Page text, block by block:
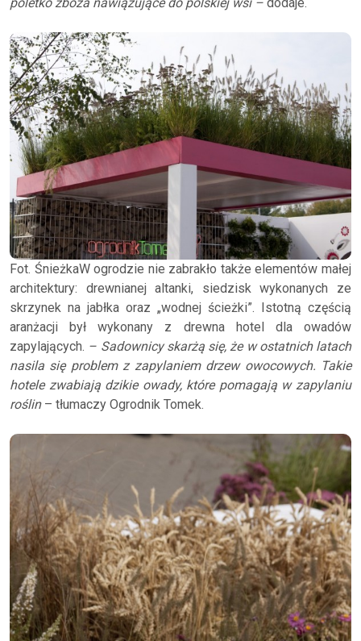
Fot. ŚnieżkaW ogrodzie nie zabrakło także elementów małej
architektury: drewnianej altanki, siedzisk wykonanych ze
skrzynek na jabłka oraz „wodnej ścieżki”. Istotną częścią
aranżacji był wykonany z drewna hotel dla owadów
zapylających. – Sadownicy skarżą się, że w ostatnich latach
nasila się problem z zapylaniem drzew owocowych. Takie
hotele zwabiają dzikie owady, które pomagają w zapylaniu
roślin – tłumaczy Ogrodnik Tomek.